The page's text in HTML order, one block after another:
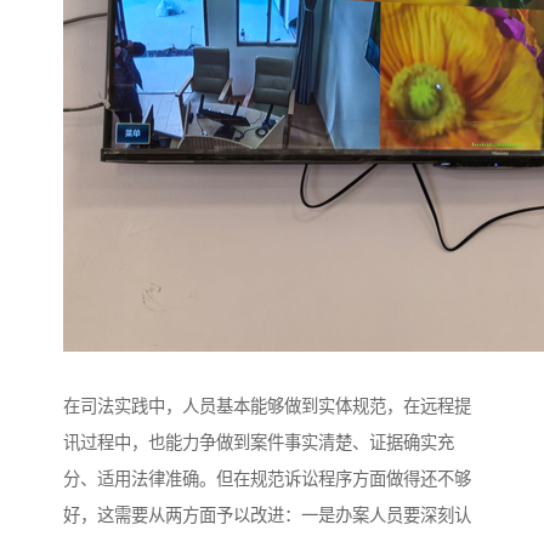
在司法实践中，人员基本能够做到实体规范，在远程提
讯过程中，也能力争做到案件事实清楚、证据确实充
分、适用法律准确。但在规范诉讼程序方面做得还不够
好，这需要从两方面予以改进：一是办案人员要深刻认